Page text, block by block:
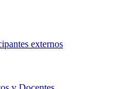
externos